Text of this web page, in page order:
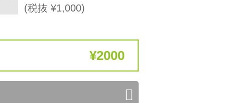
(税抜 ¥1,000)
2000